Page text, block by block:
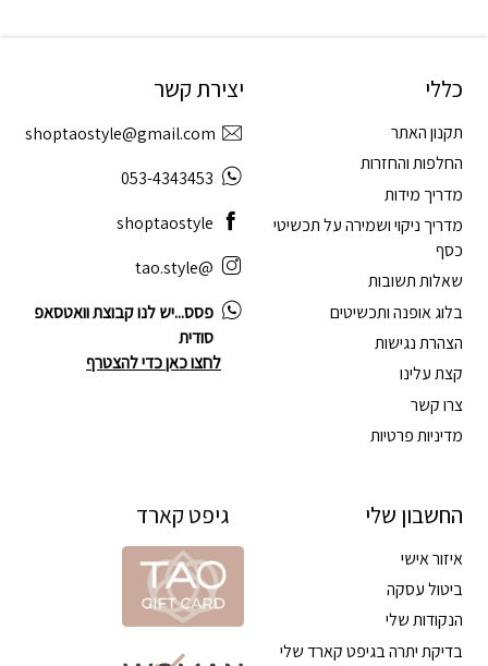
כללי
תקנון האתר
החלפות והחזרות
מדריך מידות
מדריך ניקוי ושמירה על תכשיטי
כסף
שאלות תשובות
בלוג אופנה ותכשיטים
הצהרת נגישות
קצת עלינו
צרו קשר
מדיניות פרטיות
החשבון שלי
איזור אישי
ביטול עסקה
הנקודות שלי
בדיקת יתרה בגיפט קארד שלי
יצירת קשר
shoptaostyle@gmail.com
053-4343453
shoptaostyle
@tao.style
פסס...יש לנו קבוצת וואטסאפ
סודית
לחצו כאן כדי להצטרף
גיפט קארד